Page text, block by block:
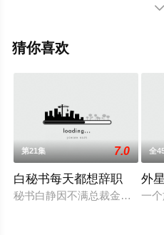
演绎的中国大陆电视剧，大
网，热播电视剧提前免费观看

猜你喜欢
第21集 7.0
白秘书每天都想辞职
秘书白静因不满总裁金世安的
全
外
一